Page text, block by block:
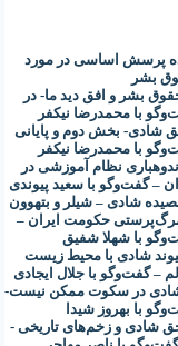
پرسش اساسی در مورد
بشر
بشر و افق دید ما- در
با محمدرضا نیکفر
شادی- بخش دوم و پایانی
با محمدرضا نیکفر
اندوهباری نظام آموزشی در
– گفت‌وگو با سعید پیوندی
شادی – شیلر و بتهوون
حکومت ایران –
با شهلا شفیق
شادی با محیط زیست
– گفت‌وگو با جلال ایجادی
در سکوت ممکن نیست-
با بهروز شیدا
شادی و زخم‌های تاریخی -